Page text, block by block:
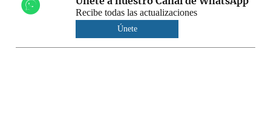
Recibe todas las actualizaciones
Únete